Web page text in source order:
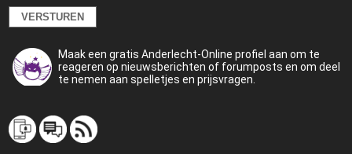
Maak een gratis Anderlecht-Online profiel aan om te
reageren op nieuwsberichten of forumposts en om deel
te nemen aan spelletjes en prijsvragen.